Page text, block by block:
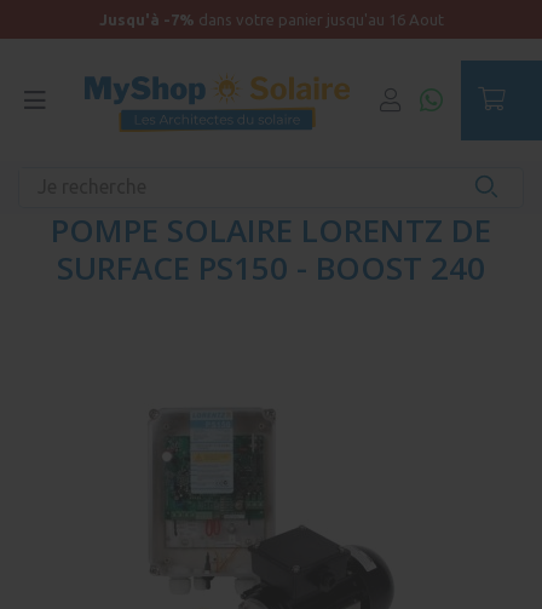
Jusqu'à -7% dans votre panier jusqu'au 16 Aout
POMPE SOLAIRE LORENTZ DE
SURFACE PS150 - BOOST 240